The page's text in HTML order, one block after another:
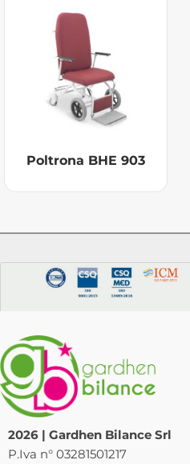
Poltrona BHE 903
2026 | Gardhen Bilance Srl
P.Iva n° 03281501217